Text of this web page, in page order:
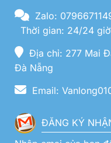
Zalo:
Thời gian: 24/24 giờ
Địa chỉ: 277 Mai
Đà Nẵng
Email:
ĐĂNG KÝ